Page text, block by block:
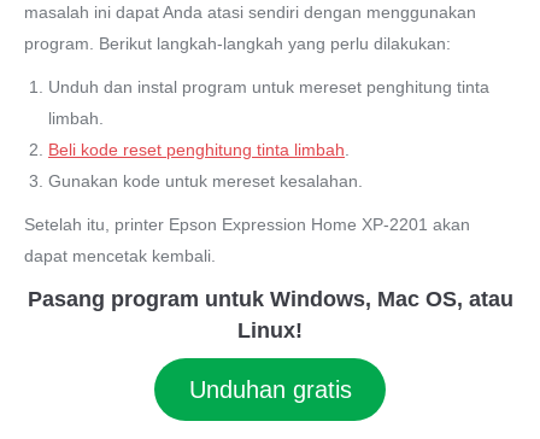
masalah ini dapat Anda atasi sendiri dengan menggunakan
program. Berikut langkah-langkah yang perlu dilakukan:
Unduh dan instal program untuk mereset penghitung tinta
limbah.
Beli kode reset penghitung tinta limbah
Gunakan kode untuk mereset kesalahan.
Setelah itu, printer Epson Expression Home XP-2201 akan
dapat mencetak kembali.
Pasang program untuk Windows, Mac OS, atau
Linux!
Unduhan gratis